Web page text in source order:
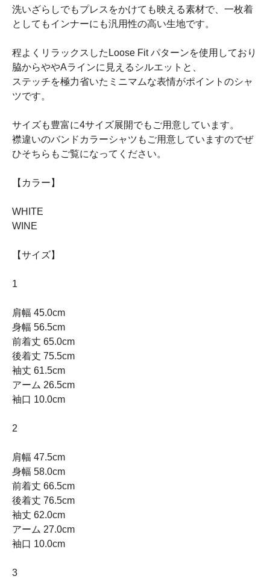
洗いざらしでもプレスをかけても映える素材で、一枚着
としてもインナーにも汎用性の高い生地です。
程よくリラックスしたLoose Fit パターンを使用しており
脇からややAラインに見えるシルエットと、
ステッチを極力省いたミニマムな表情がポイントのシャ
ツです。
サイズも豊富に4サイズ展開でもご用意しています。
襟違いのバンドカラーシャツもご用意していますのでぜ
ひそちらもご覧になってください。
【カラー】
WHITE
WINE
【サイズ】
1
肩幅 45.0cm
身幅 56.5cm
前着丈 65.0cm
後着丈 75.5cm
袖丈 61.5cm
アーム 26.5cm
袖口 10.0cm
2
肩幅 47.5cm
身幅 58.0cm
前着丈 66.5cm
後着丈 76.5cm
袖丈 62.0cm
アーム 27.0cm
袖口 10.0cm
3